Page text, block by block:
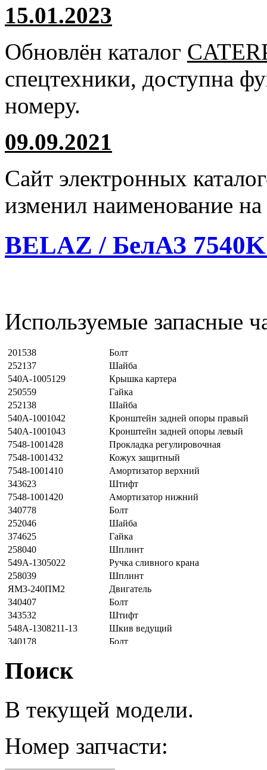
15.01.2023
Обновлён каталог
спецтехники, доступна
номеру.
09.09.2021
Сайт электронных
изменил наименование на
BELAZ / БелАЗ 7540K
Используемые запасные
201538
Болт
252137
Шайба
540А-1005129
Крышка картера
250559
Гайка
252138
Шайба
540А-1001042
Кронштейн задней опоры правый
540А-1001043
Кронштейн задней опоры левый
7548-1001428
Прокладка регулировочная
7548-1001432
Кожух защитный
7548-1001410
Амортизатор верхний
343623
Штифт
7548-1001420
Амортизатор нижний
340778
Болт
252046
Шайба
374625
Гайка
258040
Шплинт
549А-1305022
Ручка сливного крана
258039
Шплинт
ЯМЗ-240ПМ2
Двигатель
340407
Болт
343532
Штифт
548А-1308211-13
Шкив ведущий
340178
Болт
7522-1001010
240М2-1000176
201501
Болт М10х35
250512
Гайка М10
75405-1203005
Труба приемная правая
75405-1203006
Поиск
В текущей модели.
Номер запчасти: